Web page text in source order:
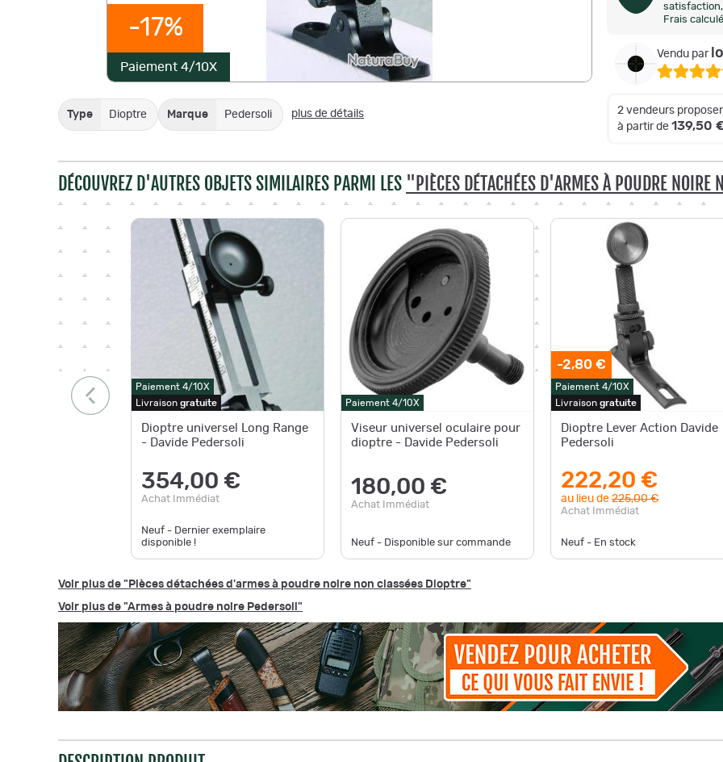
-17%
Paiement 4/10X
Type Dioptre Marque Pedersoli plus de détails
Frais
Vendu par
2 vendeurs
à partir de 139,50
DÉCOUVREZ D'AUTRES OBJETS SIMILAIRES PARMI LES "PIÈCES DÉTACHÉES D'ARMES À POUDRE NOIRE
Paiement 4/10X
Livraison gratuite
Dioptre universel Long Range
- Davide Pedersoli
354,00 €
Achat Immédiat
Neuf - Dernier exemplaire
disponible !
Paiement 4/10X
Viseur universel oculaire pour
dioptre - Davide Pedersoli
180,00 €
Achat Immédiat
Neuf - Disponible sur commande
-2,80 €
Paiement 4/10X
Livraison gratuite
Dioptre Lever Action Davide
Pedersoli
222,20 €
au lieu de 225,00 €
Achat Immédiat
Neuf - En stock
Voir plus de "Pièces détachées d'armes à poudre noire non classées Dioptre"
Voir plus de "Armes à poudre noire Pedersoli"